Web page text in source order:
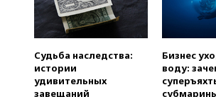
Судьба наследства:
истории
удивительных
завещаний
Бизнес
воду: